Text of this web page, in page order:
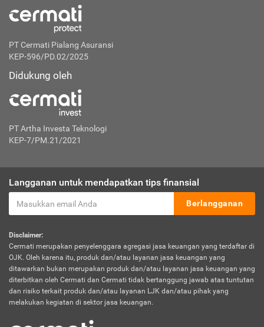
PT Cermati Pialang Asuransi
KEP-596/PD.02/2025
Didukung oleh
PT Artha Investa Teknologi
KEP-7/PM.21/2021
Langganan untuk mendapatkan tips finansial
Berlangganan
Disclaimer:
Cermati merupakan penyelenggara agregasi jasa keuangan yang terdaftar di
OJK. Oleh karena itu, produk dan/atau layanan jasa keuangan yang
ditawarkan bukan merupakan produk dan/atau layanan jasa keuangan yang
diterbitkan oleh Cermati dan Cermati tidak bertanggung jawab atas tuntutan
dan risiko terkait produk dan/atau layanan LJK dan/atau pihak yang
melakukan kegiatan di sektor jasa keuangan.